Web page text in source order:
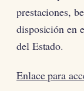
prestaciones,
disposición en
del Estado.
Enlace para